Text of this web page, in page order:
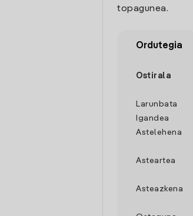
topagunea.
Ordutegia
Ostirala
Larunbata
Igandea
Astelehena
Asteartea
Asteazkena